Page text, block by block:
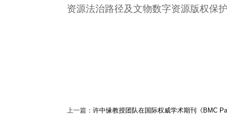
资源法治路径及文物数字资源版权保
上一篇：许中缘教授团队在国际权威学术期刊《BMC